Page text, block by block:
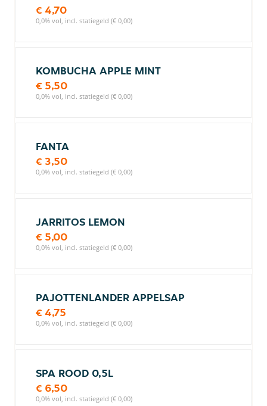
€ 4,70
0,0% vol, incl. statiegeld (€ 0,00)
KOMBUCHA APPLE MINT
€ 5,50
0,0% vol, incl. statiegeld (€ 0,00)
FANTA
€ 3,50
0,0% vol, incl. statiegeld (€ 0,00)
JARRITOS LEMON
€ 5,00
0,0% vol, incl. statiegeld (€ 0,00)
PAJOTTENLANDER APPELSAP
€ 4,75
0,0% vol, incl. statiegeld (€ 0,00)
SPA ROOD 0,5L
€ 6,50
0,0% vol, incl. statiegeld (€ 0,00)